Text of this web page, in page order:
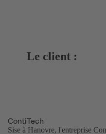
Le client :
ContiTech
Sise à Hanovre, l'entreprise